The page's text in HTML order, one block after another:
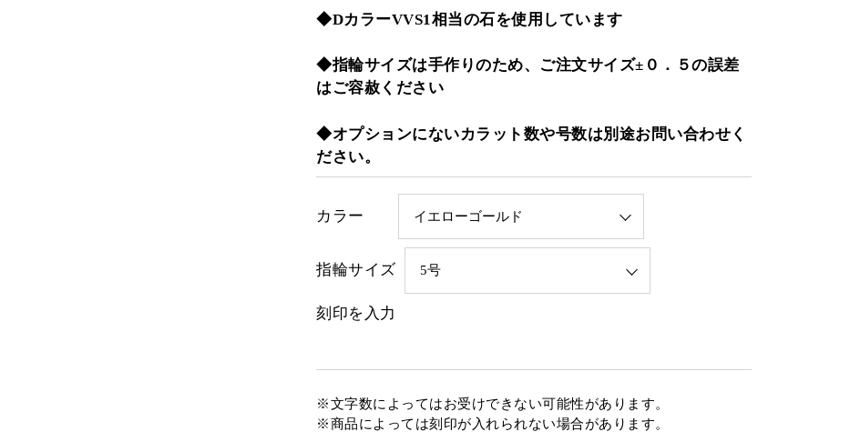
◆DカラーVVS1相当の石を使用しています
◆指輪サイズは手作りのため、ご注文サイズ±０．５の誤差
はご容赦ください
◆オプションにないカラット数や号数は別途お問い合わせく
ださい。
カラー
指輪サイズ
刻印を入力
※文字数によってはお受けできない可能性があります。
※商品によっては刻印が入れられない場合があります。